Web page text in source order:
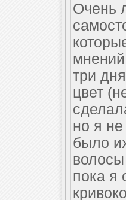
Очень
три
цвет
но я
было
пока я